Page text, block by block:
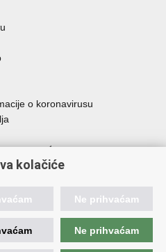
o koronavirusu
sustava
kriminaliteta
kolačiće
Ne prihvaćam
Ne prihvaćam